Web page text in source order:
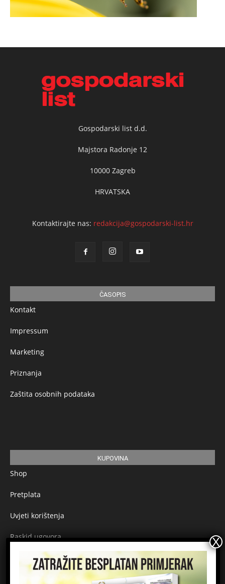
Gospodarski list d.d.
Majstora Radonje 12
10000 Zagreb
HRVATSKA
Kontaktirajte nas: redakcija@gospodarski-list.hr
ČASOPIS
Kontakt
Impressum
Marketing
Priznanja
Zaštita osobnih podataka
KUPOVINA
Shop
Pretplata
Uvjeti korištenja
Raskid ugovora
Načini plaćanja
Sigurnost plaćanja